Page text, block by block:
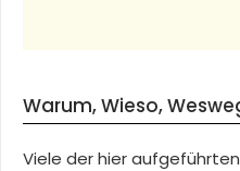
Warum, Wieso,
Viele der hier